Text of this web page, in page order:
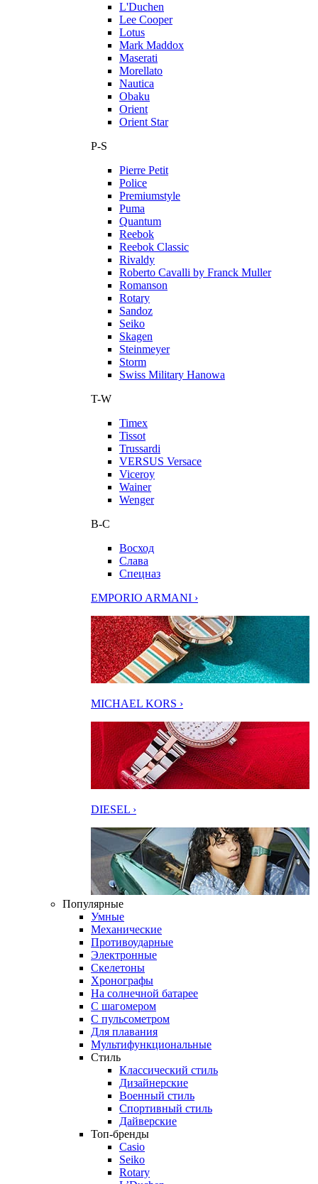
L'Duchen
Lee Cooper
Lotus
Mark Maddox
Maserati
Morellato
Nautica
Obaku
Orient
Orient Star
P-S
Pierre Petit
Police
Premiumstyle
Puma
Quantum
Reebok
Reebok Classic
Rivaldy
Roberto Cavalli by Franck Muller
Romanson
Rotary
Sandoz
Seiko
Skagen
Steinmeyer
Storm
Swiss Military Hanowa
T-W
Timex
Tissot
Trussardi
VERSUS Versace
Viceroy
Wainer
Wenger
В-С
Восход
Слава
Спецназ
EMPORIO ARMANI ›
MICHAEL KORS ›
DIESEL ›
Популярные
Умные
Механические
Противоударные
Электронные
Скелетоны
Хронографы
На солнечной батарее
С шагомером
С пульсометром
Для плавания
Мультифункциональные
Стиль
Классический стиль
Дизайнерские
Военный стиль
Спортивный стиль
Дайверские
Топ-бренды
Casio
Seiko
Rotary